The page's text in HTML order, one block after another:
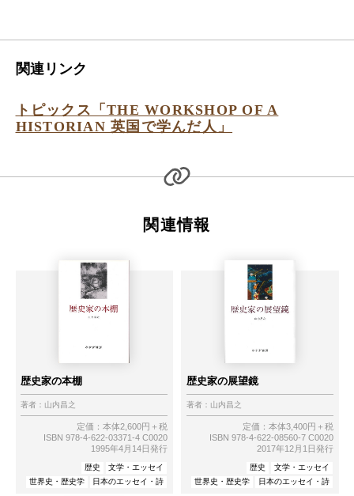
関連リンク
トピックス「THE WORKSHOP OF A
HISTORIAN 英国で学んだ人」
関連情報
歴史家の本棚
著者： 山内昌之
定価：本体2,600円＋税
ISBN 978-4-622-03371-4 C0020
1995年4月14日発行
歴史
文学・エッセイ
世界史・歴史学
日本のエッセイ・詩
歴史家の展望鏡
著者： 山内昌之
定価：本体3,400円＋税
ISBN 978-4-622-08560-7 C0020
2017年12月1日発行
歴史
文学・エッセイ
世界史・歴史学
日本のエッセイ・詩